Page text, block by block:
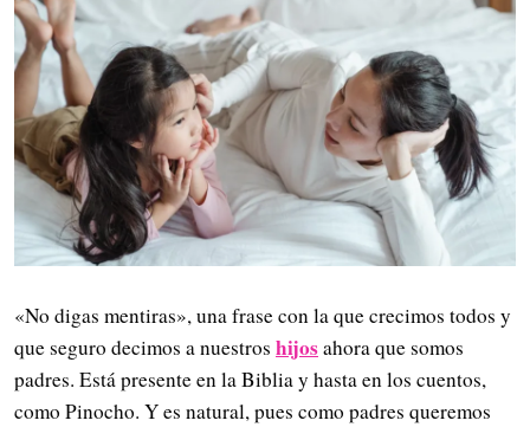
«No digas mentiras», una frase con la que crecimos todos y
que seguro decimos a nuestros hijosahora que somos
padres. Está presente en la Biblia y hasta en los cuentos,
como Pinocho. Y es natural, pues como padres queremos